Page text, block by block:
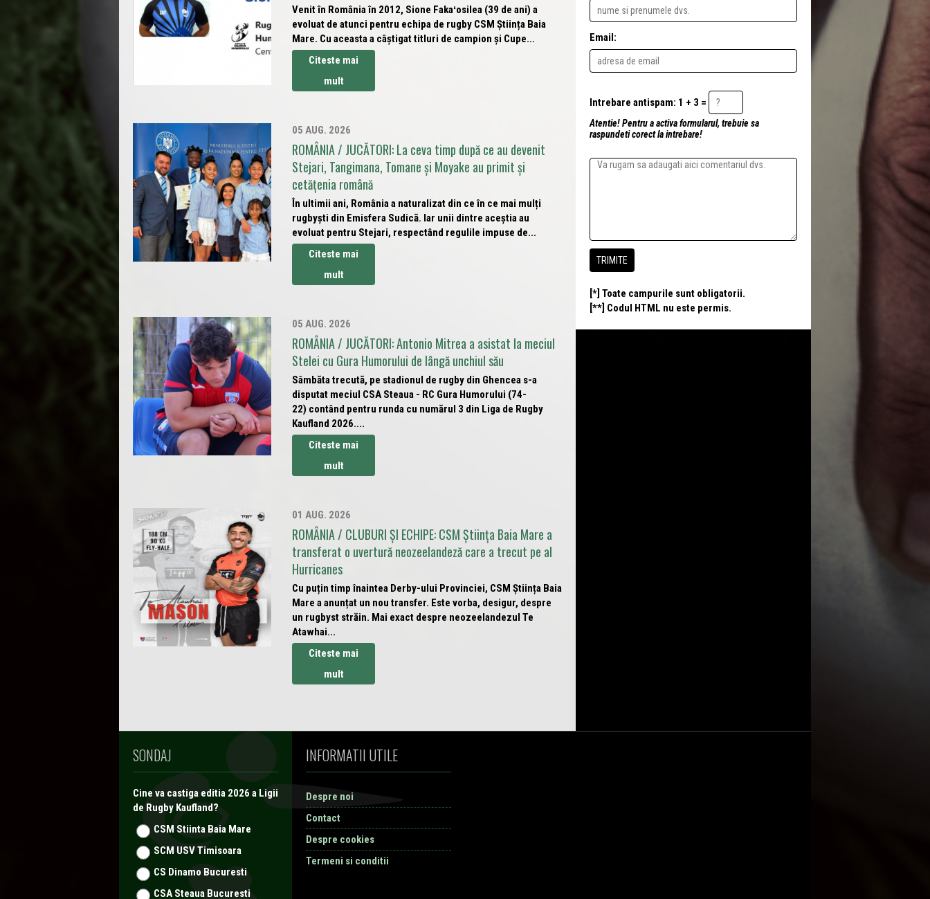
Venit în România în 2012, Sione Fakaʻosilea (39 de ani) a
evoluat de atunci pentru echipa de rugby CSM Știința Baia
Mare. Cu aceasta a câștigat titluri de campion și Cupe...
Citeste mai
mult
05 AUG. 2026
ROMÂNIA / JUCĂTORI: La ceva timp după ce au devenit
Stejari, Tangimana, Tomane și Moyake au primit și
cetățenia română
În ultimii ani, România a naturalizat din ce în ce mai mulți
rugbyști din Emisfera Sudică. Iar unii dintre aceștia au
evoluat pentru Stejari, respectând regulile impuse de...
Citeste mai
mult
05 AUG. 2026
ROMÂNIA / JUCĂTORI: Antonio Mitrea a asistat la meciul
Stelei cu Gura Humorului de lângă unchiul său
Sâmbăta trecută, pe stadionul de rugby din Ghencea s-a
disputat meciul CSA Steaua - RC Gura Humorului (74-
22) contând pentru runda cu numărul 3 din Liga de Rugby
Kaufland 2026....
Citeste mai
mult
01 AUG. 2026
ROMÂNIA / CLUBURI ȘI ECHIPE: CSM Știința Baia Mare a
transferat o uvertură neozeelandeză care a trecut pe al
Hurricanes
Cu puțin timp înaintea Derby-ului Provinciei, CSM Știința Baia
Mare a anunțat un nou transfer. Este vorba, desigur, despre
un rugbyst străin. Mai exact despre neozeelandezul Te
Atawhai...
Citeste mai
mult
Email:
Intrebare antispam: 1 + 3 =
Atentie! Pentru a activa formularul, trebuie sa
raspundeti corect la intrebare!
[*] Toate campurile sunt obligatorii.
[**] Codul HTML nu este permis.
SONDAJ
Cine va castiga editia 2026 a Ligii
de Rugby Kaufland?
CSM Stiinta Baia Mare
SCM USV Timisoara
CS Dinamo Bucuresti
CSA Steaua Bucuresti
INFORMATII UTILE
Despre noi
Contact
Despre cookies
Termeni si conditii